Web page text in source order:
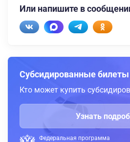
Или напишите в
Субсидированные билеты
Кто может купить
Узнать
Федеральная программа